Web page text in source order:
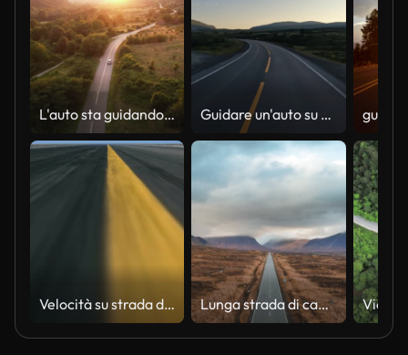
L'auto sta guidando sulla strada nel tramonto dorato dell'estate Guidare un'auto su una strada in Norvegia all'alba.
Velocità su strada di volo, perfettamente possibile che il loop Lunga strada di campagna nelle Highlands scozzesi